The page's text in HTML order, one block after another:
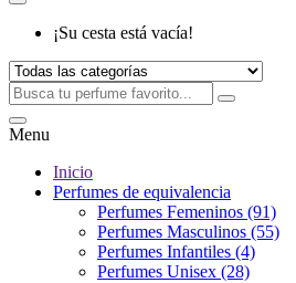
¡Su cesta está vacía!
Menu
Inicio
Perfumes de equivalencia
Perfumes Femeninos (91)
Perfumes Masculinos (55)
Perfumes Infantiles (4)
Perfumes Unisex (28)